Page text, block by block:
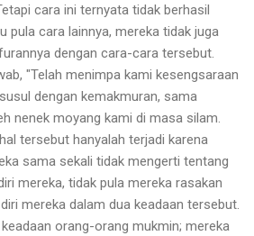
cara ini ternyata tidak berhasil
pula cara lainnya, mereka tidak juga
dengan cara-cara tersebut.
"Telah menimpa kami kesengsaraan
dengan kemakmuran, sama
nenek moyang kami di masa silam.
tersebut hanyalah terjadi karena
sama sekali tidak mengerti tentang
mereka, tidak pula mereka rasakan
mereka dalam dua keadaan tersebut.
orang-orang mukmin; mereka